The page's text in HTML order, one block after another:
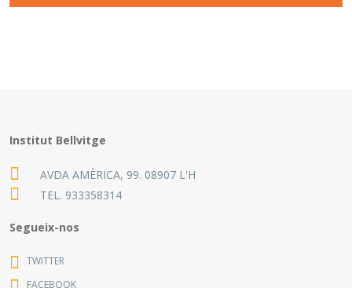
Institut Bellvitge
AVDA AMÈRICA, 99. 08907 L'H
TEL. 933358314
Segueix-nos
TWITTER
FACEBOOK